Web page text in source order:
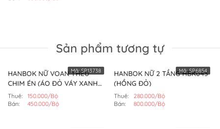
Sản phẩm tương tự
HANBOK NỮ VOAN THÊU
CHIM ÉN (ÁO ĐỎ VÁY XANH
ĐEN)
Thuê:
150.000/Bộ
Bán:
450.000/Bộ
Mã:SP13738
HANBOK NỮ 2 TẦNG HBK043
(HỒNG ĐỎ)
Thuê:
280.000/Bộ
Bán:
800.000/Bộ
Mã:SP6854